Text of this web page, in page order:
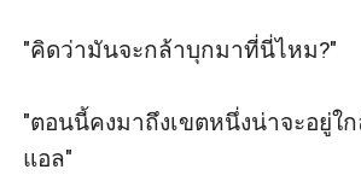
"คิดว่ามันจะกล้าบุกมาที่นี่ไหม?"
"ตอนนี้คงมาถึงเขตหนึ่งน่าจะอยู่ใ
แอล"